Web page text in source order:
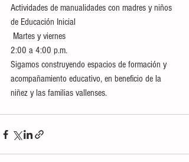
Actividades de manualidades con madres y niños
de Educación Inicial
Martes y viernes
2:00 a 4:00 p.m.
Sigamos construyendo espacios de formación y
acompañamiento educativo, en beneficio de la
niñez y las familias vallenses.